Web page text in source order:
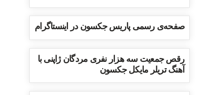
صفحه‌ی رسمی پاریس جکسون در اینستاگرام
رقص جمعیت سه هزار نفری مردگان ژاپنی با
آهنگ تریلر مایکل جکسون